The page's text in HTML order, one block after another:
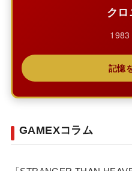
ク
記憶
GAMEXコラム